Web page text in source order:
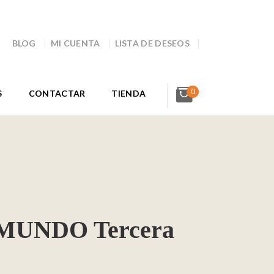
BLOG MI CUENTA LISTA DE DESEOS
CONTACTAR TIENDA 0
Tercera